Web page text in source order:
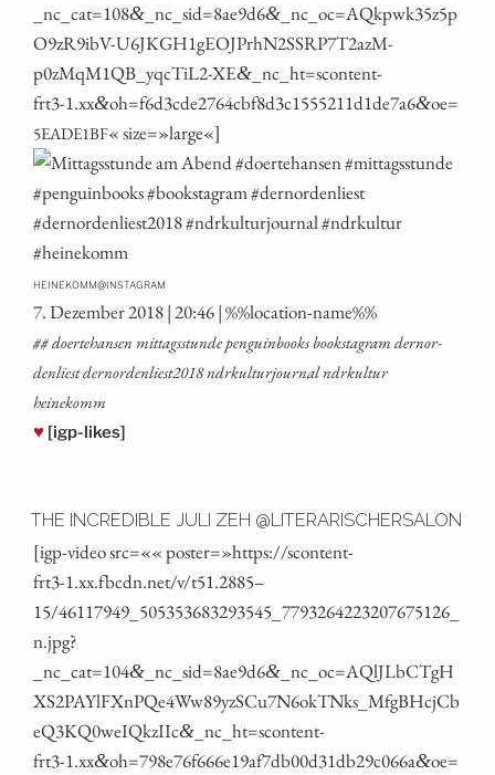
_nc_cat=108& _nc_sid=8ae9d6& _nc_oc=AQkpwk35z5p
O9zR9ibV-U6JKGH1gEOJPrhN2SSRP7T2azM-
p0zMqM1QB_yqcTiL2-XE& _nc_ht=scontent-
frt3‑1.xx&oh=f6d3cde2764cbf8d3c1555211d1de7a6&oe=
5EADE1BF« size=»large«]
HEINEKOMM@INSTAGRAM
7. Dezem­ber 2018 | 20:46 | %%loca­ti­on-name%%
## doer­teh­an­sen mit­tags­stun­de pen­guin­books booksta­gram dern­or­
den­liest dernordenliest2018 ndrkul­tur­jour­nal ndrkul­tur
heinekomm
♥ [igp-likes]
THE INCREDIBLE JULI ZEH @LITERARISCHERSALON
[igp-video src=«« poster=»https://scontent-
frt3‑1.xx.fbcdn.net/v/t51.2885 –
15/46117949_505353683293545_7793264223207675126_
n.jpg?
_nc_cat=104& _nc_sid=8ae9d6& _nc_oc=AQlJLbCTgH
XS2PAYlFXnPQe4Ww89yzSCu7N6okTNks_MfgBHcjCb
eQ3KQ0weIQkzIIc& _nc_ht=scontent-
frt3‑1.xx&oh=798e76f666e19af7db00d31db29c066a&oe=